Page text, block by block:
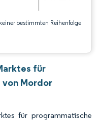
bestimmten Reihenfolge
für
Mordor
für programmatische